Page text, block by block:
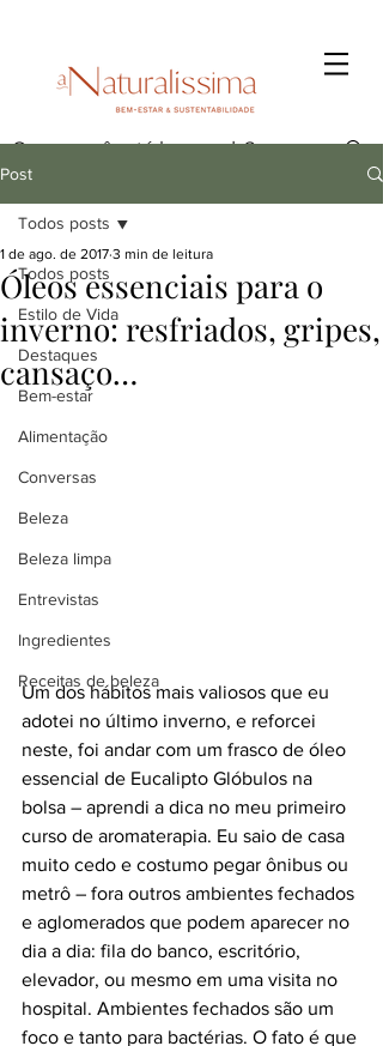
Post
Todos posts
Estilo de Vida
Destaques
Bem-estar
Alimentação
Conversas
Beleza
Beleza limpa
Entrevistas
Ingredientes
Receitas de beleza
Todos posts
Óleos essenciais para o
inverno: resfriados, gripes,
cansaço…
1 de ago. de 2017 3 min de leitura
Um dos hábitos mais valiosos que eu
adotei no último inverno, e reforcei
neste, foi andar com um frasco de óleo
essencial de Eucalipto Glóbulos na
bolsa – aprendi a dica no meu primeiro
curso de aromaterapia. Eu saio de casa
muito cedo e costumo pegar ônibus ou
metrô – fora outros ambientes fechados
e aglomerados que podem aparecer no
dia a dia: fila do banco, escritório,
elevador, ou mesmo em uma visita no
hospital. Ambientes fechados são um
foco e tanto para bactérias. O fato é que